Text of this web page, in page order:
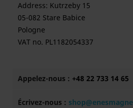
Address: Kutrzeby 15
05-082 Stare Babice
Pologne
VAT no. PL1182054337
Appelez-nous : +48 22 733 14 65
Écrivez-nous :